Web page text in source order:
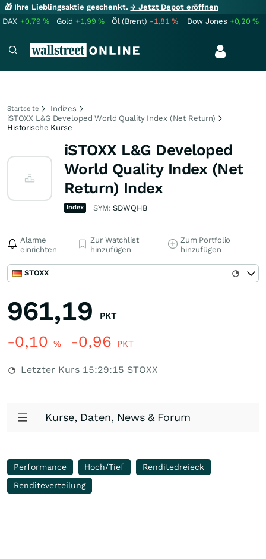
🎁 Ihre Lieblingsaktie geschenkt.→ Jetzt Depot eröffnen
DAX +0,79% Gold +1,99% Öl (Brent) -1,81% Dow Jones +0,20%
Startseite
Indizes
iSTOXX L&G Developed World Quality Index (Net Return)
Historische Kurse
iSTOXX L&G Developed
World Quality Index (Net
Return) Index
Index SYM:SDWQHB
Alarme
einrichten
Zur Watchlist
hinzufügen
Zum Portfolio
hinzufügen
STOXX
961,19 PKT
-0,10 % -0,96 PKT
Letzter Kurs 15:29:15 STOXX
Kurse, Daten, News & Forum
Performance Hoch/Tief
Renditedreieck
Renditeverteilung